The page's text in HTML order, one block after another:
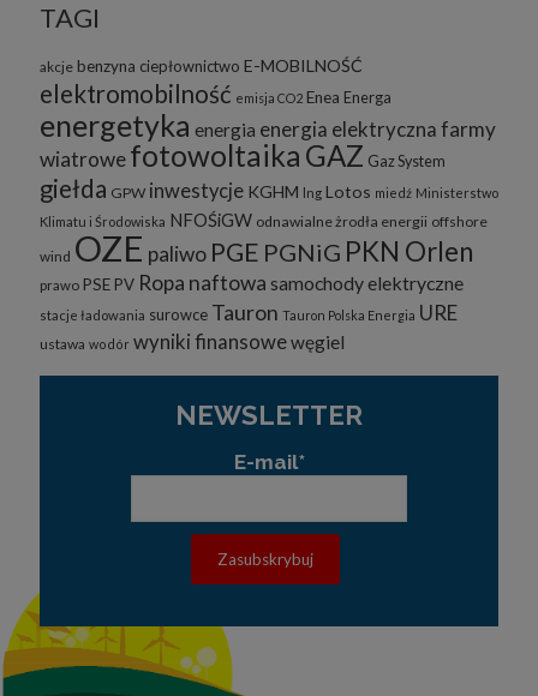
TAGI
akcje benzyna ciepłownictwo E-MOBILNOŚĆ
elektromobilność emisja CO2 Enea Energa
energetyka energia energia elektrycznafarmy
wiatrowefotowoltaika GAZ Gaz System
giełda GPW inwestycje KGHM lng Lotos miedź Ministerstwo
Klimatu i Środowiska NFOŚiGW odnawialne żrodła energii offshore
wind OZE paliwo PGE PGNiG PKN Orlen
prawo PSE PV Ropa naftowa samochody elektryczne
stacje ładowania surowce Tauron Tauron Polska Energia URE
ustawa wodór wyniki finansowewęgiel
NEWSLETTER
E-mail*